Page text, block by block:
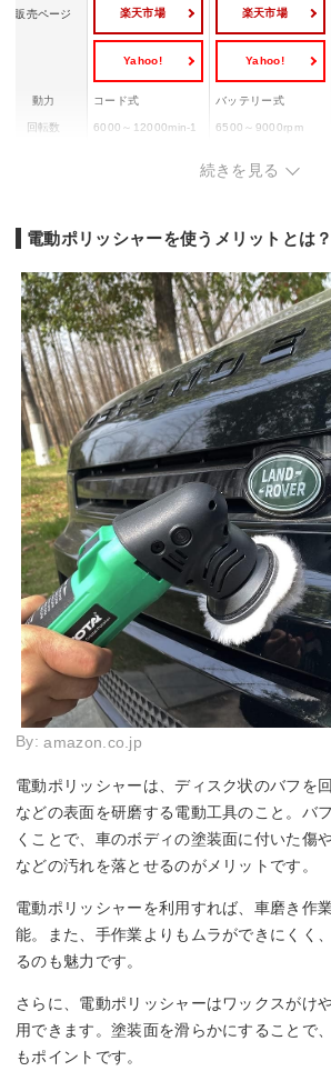
販売ページ 楽天市場
Yahoo!
楽天市場
Yahoo!
動力 コード式 バッテリー式
回転数 6000～12000min-1 6500～9000rpm
◯
取付時）
続きを見る
電動ポリッシャーを使うメリットとは？
By:amazon.co.jp
電動ポリッシャーは、ディスク状のバフを
などの表面を研磨する電動工具のこと。バ
くことで、車のボディの塗装面に付いた傷
などの汚れを落とせるのがメリットです。
電動ポリッシャーを利用すれば、車磨き作
能。また、手作業よりもムラができにくく
るのも魅力です。
さらに、電動ポリッシャーはワックスがけ
用できます。塗装面を滑らかにすることで
もポイントです。